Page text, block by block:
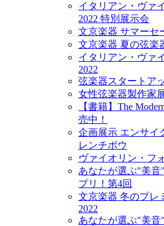
イタリアン・ヴァ
2022 特別展示会
文京楽器 サマーセ
文京楽器 夏の弦楽
イタリアン・ヴァ
2022
弦楽器スタートア
女性弦楽器製作家
【書籍】The
売中！
企画展示 エンサイ
レンチボウ
ヴァイオリン・フ
あなたが選ぶ"美
プリ！第4回
文京楽器 冬のプレ
2022
あなたが選ぶ"美